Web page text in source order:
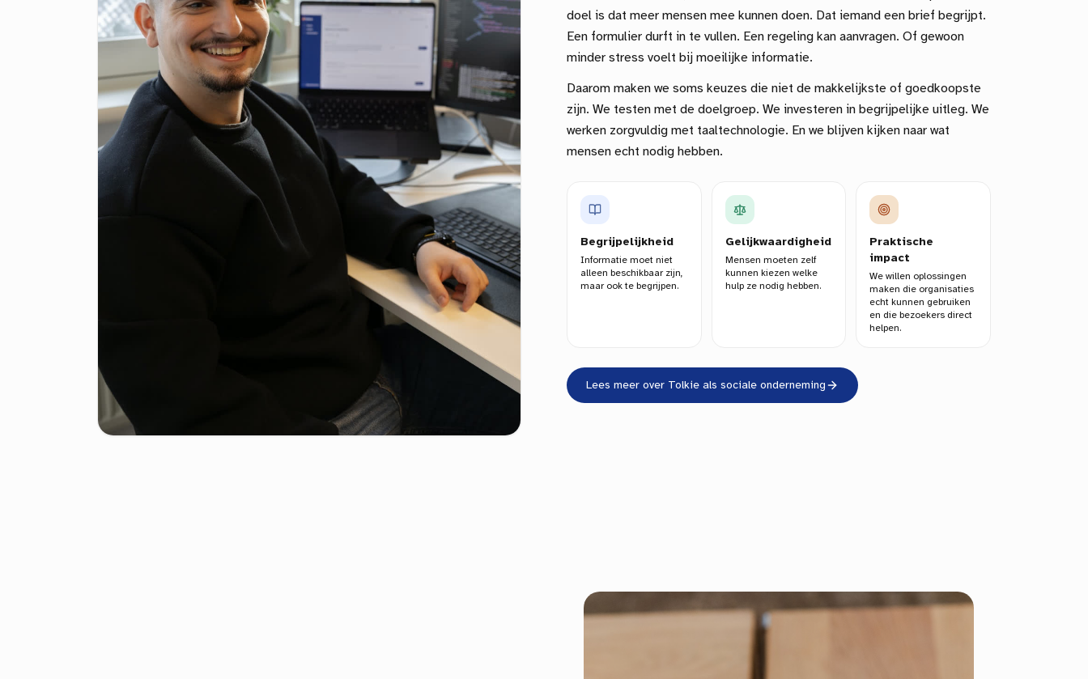
doel is dat meer mensen mee kunnen doen. Dat iemand een brief begrijpt.
Een formulier durft in te vullen. Een regeling kan aanvragen. Of gewoon
minder stress voelt bij moeilijke informatie.
Daarom maken we soms keuzes die niet de makkelijkste of goedkoopste
zijn. We testen met de doelgroep. We investeren in begrijpelijke uitleg. We
werken zorgvuldig met taaltechnologie. En we blijven kijken naar wat
mensen echt nodig hebben.
Begrijpelijkheid
Informatie moet niet
alleen beschikbaar zijn,
maar ook te begrijpen.
Gelijkwaardigheid
Mensen moeten zelf
kunnen kiezen welke
hulp ze nodig hebben.
Praktische
impact
We willen oplossingen
maken die organisaties
echt kunnen gebruiken
en die bezoekers direct
helpen.
Lees meer over Tolkie als sociale onderneming